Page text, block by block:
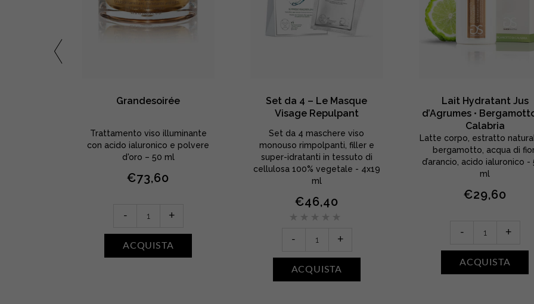
Grandesoirée
Trattamento viso illuminante
con acido ialuronico e polvere
d'oro – 50 ml
€73,60
Grandesoirée
- +
ACQUISTA
Set da 4 – Le Masque
Visage Repulpant
Set da 4 maschere viso
monouso rimpolpanti, filler e
super-idratanti in tessuto di
cellulosa 100% vegetale - 4x19
ml
€46,40
4
–
- +
ACQUISTA
Lait Hydratant Jus
d’Agrumes •
Calabria
Latte corpo, estratto
bergamotto, acqua di
d’arancio, acido ialuronico -
ml
€29,60
Jus
d’Agrumes
- +
ACQUISTA